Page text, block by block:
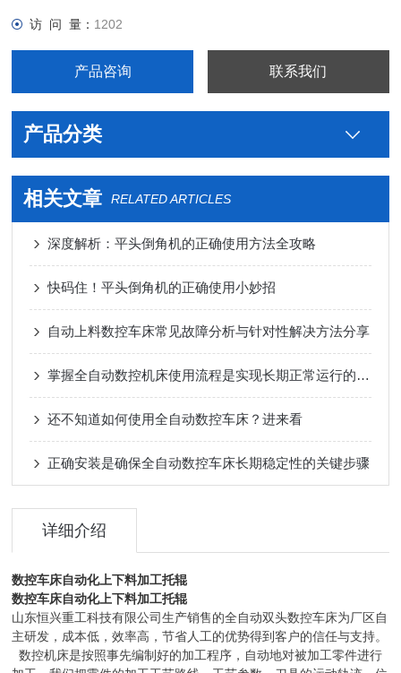
访 问 量： 1202
产品咨询 联系我们
产品分类
相关文章 RELATED ARTICLES
深度解析：平头倒角机的正确使用方法全攻略
快码住！平头倒角机的正确使用小妙招
自动上料数控车床常见故障分析与针对性解决方法分享
掌握全自动数控机床使用流程是实现长期正常运行的根本保障
还不知道如何使用全自动数控车床？进来看
正确安装是确保全自动数控车床长期稳定性的关键步骤
详细介绍
数控车床自动化上下料加工托辊
数控车床自动化上下料加工托辊
山东恒兴重工科技有限公司生产销售的全自动双头数控车床为厂区自
主研发，成本低，效率高，节省人工的优势得到客户的信任与支持。
数控机床是按照事先编制好的加工程序，自动地对被加工零件进行